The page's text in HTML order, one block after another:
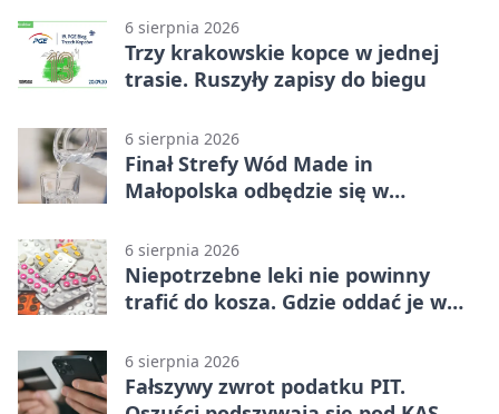
6 sierpnia 2026
Trzy krakowskie kopce w jednej
trasie. Ruszyły zapisy do biegu
6 sierpnia 2026
Finał Strefy Wód Made in
Małopolska odbędzie się w
6 sierpnia 2026
Niepotrzebne leki nie powinny
trafić do kosza. Gdzie oddać je w
6 sierpnia 2026
Fałszywy zwrot podatku PIT.